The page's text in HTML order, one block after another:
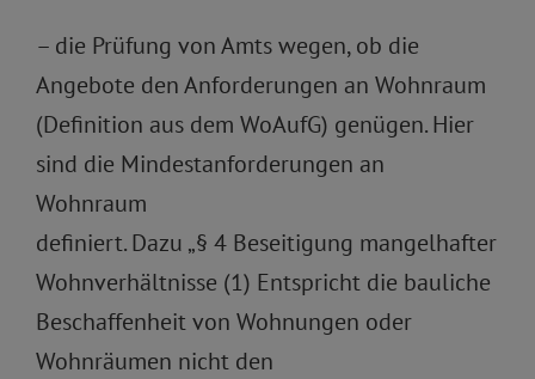
– die Prüfung von Amts wegen, ob die
Angebote den Anforderungen an Wohnraum
(Definition aus dem WoAufG) genügen. Hier
sind die Mindestanforderungen an
Wohnraum
definiert. Dazu „§ 4 Beseitigung mangelhafter
Wohnverhältnisse (1) Entspricht die bauliche
Beschaffenheit von Wohnungen oder
Wohnräumen nicht den